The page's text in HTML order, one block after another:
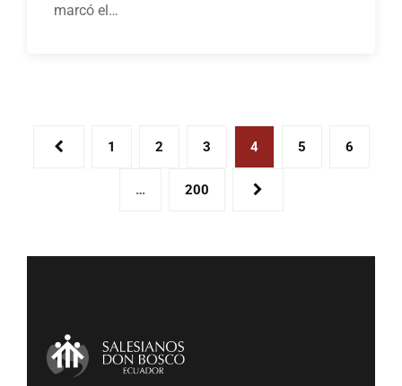
marcó el…
1 2 3 4 5 6
… 200